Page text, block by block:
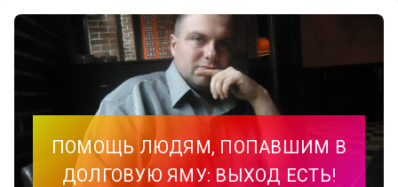
ПОМОЩЬ ЛЮДЯМ, ПОПАВШИМ В
ДОЛГОВУЮ ЯМУ: ВЫХОД ЕСТЬ!